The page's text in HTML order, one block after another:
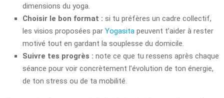
dimensions du yoga.
Choisir le bon format : si tu préfères un cadre collectif,
les visios proposées par Yogasita peuvent t’aider à rester
motivé tout en gardant la souplesse du domicile.
Suivre tes progrès : note ce que tu ressens après chaque
séance pour voir concrètement l’évolution de ton énergie,
de ton stress ou de ta mobilité.